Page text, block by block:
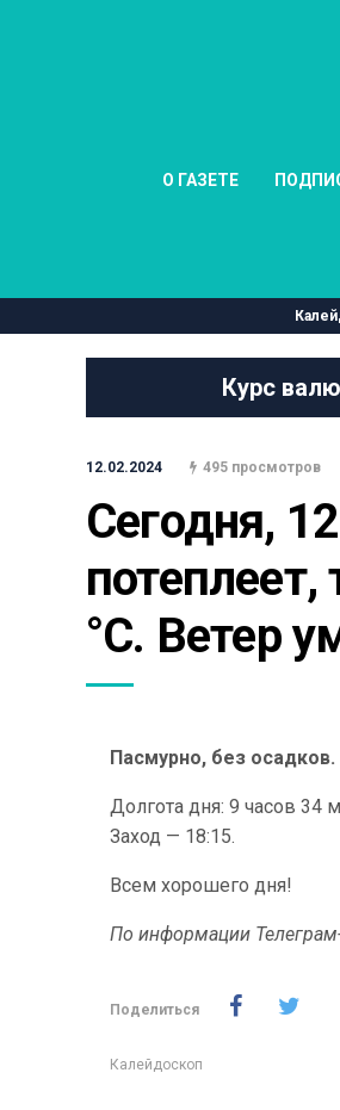
О ГАЗЕТЕ
Курс
12.02.2024 495 просмотров
Сегодня,
потеплеет,
°С. Ветер
Пасмурно, без осадков.
Долгота дня: 9 часов 34
Заход — 18:15.
Всем хорошего дня!
По информации
Поделиться
Калейдоскоп